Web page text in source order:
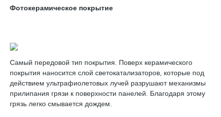
Фотокерамическое покрытие
Самый передовой тип покрытия. Поверх керамического
покрытия наносится слой светокатализаторов, которые под
действием ультрафиолетовых лучей разрушают механизмы
прилипания грязи к поверхности панелей. Благодаря этому
грязь легко смывается дождем.